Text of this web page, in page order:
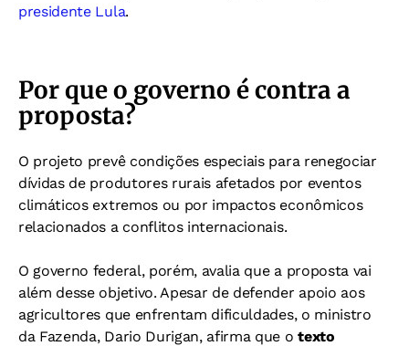
presidente Lula.
Por que o governo é contra a
proposta?
O projeto prevê condições especiais para renegociar
dívidas de produtores rurais afetados por eventos
climáticos extremos ou por impactos econômicos
relacionados a conflitos internacionais.
O governo federal, porém, avalia que a proposta vai
além desse objetivo. Apesar de defender apoio aos
agricultores que enfrentam dificuldades, o ministro
da Fazenda, Dario Durigan, afirma que o texto